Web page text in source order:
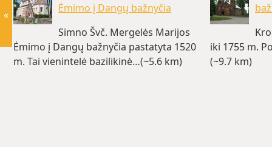
Ėmimo į Dangų bažnyčia
Simno Švč. Mergelės Marijos
Ėmimo į Dangų bažnyčia pastatyta 1520
m. Tai vienintelė bazilikinė…(~5.6 km)
iki 1755 m.
(~9.7 km)
«